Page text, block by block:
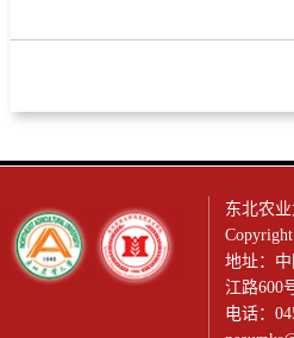
东北农
Copyright
地址：
江路600
电话：